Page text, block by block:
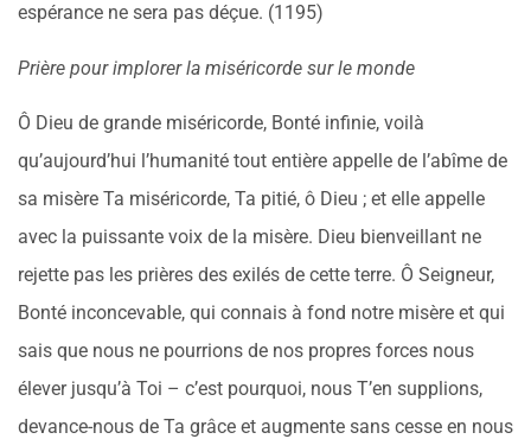
espérance ne sera pas déçue. (1195)
Prière pour implorer la miséricorde sur le monde
Ô Dieu de grande miséricorde, Bonté infinie, voilà
qu’aujourd’hui l’humanité tout entière appelle de l’abîme de
sa misère Ta miséricorde, Ta pitié, ô Dieu ; et elle appelle
avec la puissante voix de la misère. Dieu bienveillant ne
rejette pas les prières des exilés de cette terre. Ô Seigneur,
Bonté inconcevable, qui connais à fond notre misère et qui
sais que nous ne pourrions de nos propres forces nous
élever jusqu’à Toi – c’est pourquoi, nous T’en supplions,
devance-nous de Ta grâce et augmente sans cesse en nous